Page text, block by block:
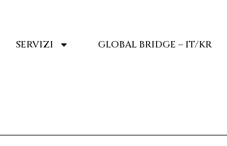
SERVIZI GLOBAL BRIDGE – IT/KR